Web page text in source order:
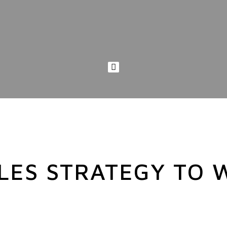
STRATEGY TO